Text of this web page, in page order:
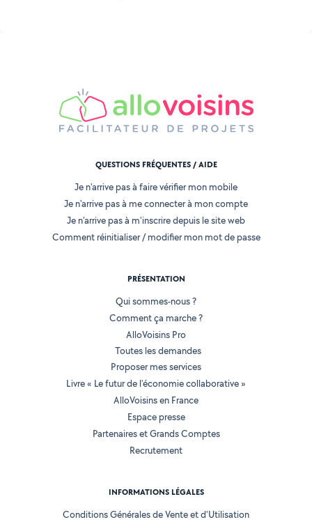
QUESTIONS FRÉQUENTES / AIDE
Je n'arrive pas à faire vérifier mon mobile
Je n'arrive pas à me connecter à mon compte
Je n'arrive pas à m'inscrire depuis le site web
Comment réinitialiser / modifier mon mot de passe
PRÉSENTATION
Qui sommes-nous ?
Comment ça marche ?
AlloVoisins Pro
Toutes les demandes
Proposer mes services
Livre « Le futur de l'économie collaborative »
AlloVoisins en France
Espace presse
Partenaires et Grands Comptes
Recrutement
INFORMATIONS LÉGALES
Conditions Générales de Vente et d'Utilisation